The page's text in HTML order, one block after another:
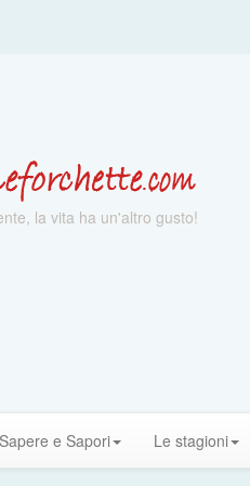
la vita ha un'altro gusto!
Sapere e Sapori Le stagioni